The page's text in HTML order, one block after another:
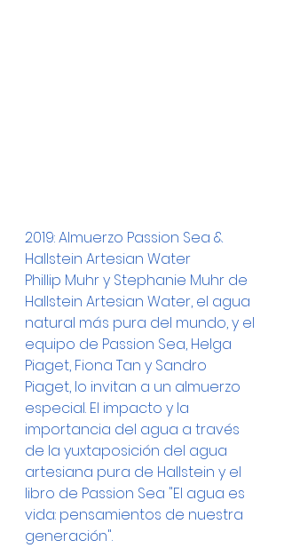
2019: Almuerzo Passion Sea &
Hallstein Artesian Water
Phillip Muhr y Stephanie Muhr de
Hallstein Artesian Water, el agua
natural más pura del mundo, y el
equipo de Passion Sea, Helga
Piaget, Fiona Tan y Sandro
Piaget, lo invitan a un almuerzo
especial. El impacto y la
importancia del agua a través
de la yuxtaposición del agua
artesiana pura de Hallstein y el
libro de Passion Sea "El agua es
vida: pensamientos de nuestra
generación".